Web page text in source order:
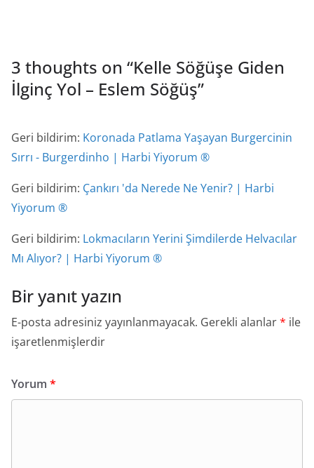
3 thoughts on “Kelle Söğüşe Giden
İlginç Yol – Eslem Söğüş”
Geri bildirim: Koronada Patlama Yaşayan Burgercinin
Sırrı - Burgerdinho | Harbi Yiyorum ®
Geri bildirim: Çankırı 'da Nerede Ne Yenir? | Harbi
Yiyorum ®
Geri bildirim: Lokmacıların Yerini Şimdilerde Helvacılar
Mı Alıyor? | Harbi Yiyorum ®
Bir yanıt yazın
E-posta adresiniz yayınlanmayacak. Gerekli alanlar* ile
işaretlenmişlerdir
Yorum *